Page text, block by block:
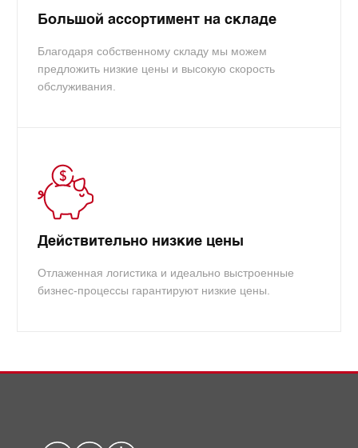
Большой ассортимент на складе
Благодаря собственному складу мы можем
предложить низкие цены и высокую скорость
обслуживания.
Действительно низкие цены
Отлаженная логистика и идеально выстроенные
бизнес-процессы гарантируют низкие цены.